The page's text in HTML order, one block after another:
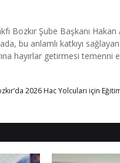
Bozkır Şube Başkanı
bu anlamlı katkıyı
hayırlar getirmesi temenni
2026 Hac Yolcuları için